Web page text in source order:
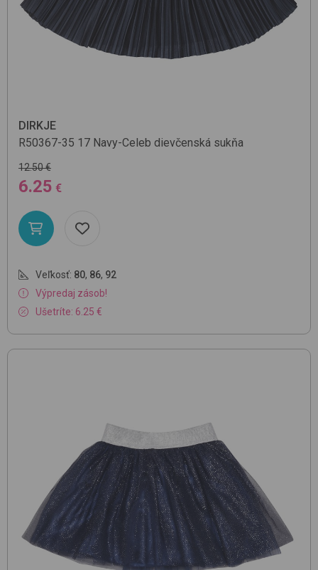
DIRKJE
R50367-35 17 Navy-Celeb dievčenská sukňa
12.50 €
6.25 €
Veľkosť: 80, 86, 92
Výpredaj zásob!
Ušetríte: 6.25 €